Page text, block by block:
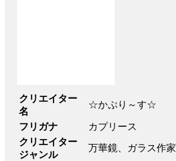
クリエイター
名
☆かぷり～す☆
フリガナ
カプリース
クリエイター
ジャンル
万華鏡、ガラス作家